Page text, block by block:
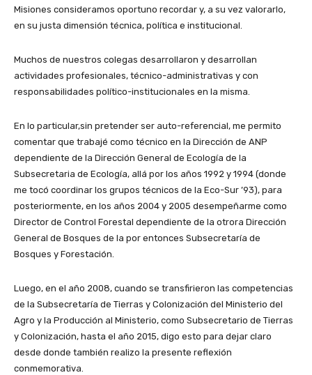
Misiones consideramos oportuno recordar y, a su vez valorarlo,
en su justa dimensión técnica, política e institucional.
Muchos de nuestros colegas desarrollaron y desarrollan
actividades profesionales, técnico-administrativas y con
responsabilidades político-institucionales en la misma.
En lo particular,sin pretender ser auto-referencial, me permito
comentar que trabajé como técnico en la Dirección de ANP
dependiente de la Dirección General de Ecología de la
Subsecretaria de Ecología, allá por los años 1992 y 1994 (donde
me tocó coordinar los grupos técnicos de la Eco-Sur ’93), para
posteriormente, en los años 2004 y 2005 desempeñarme como
Director de Control Forestal dependiente de la otrora Dirección
General de Bosques de la por entonces Subsecretaría de
Bosques y Forestación.
Luego, en el año 2008, cuando se transfirieron las competencias
de la Subsecretaría de Tierras y Colonización del Ministerio del
Agro y la Producción al Ministerio, como Subsecretario de Tierras
y Colonización, hasta el año 2015, digo esto para dejar claro
desde donde también realizo la presente reflexión
conmemorativa.